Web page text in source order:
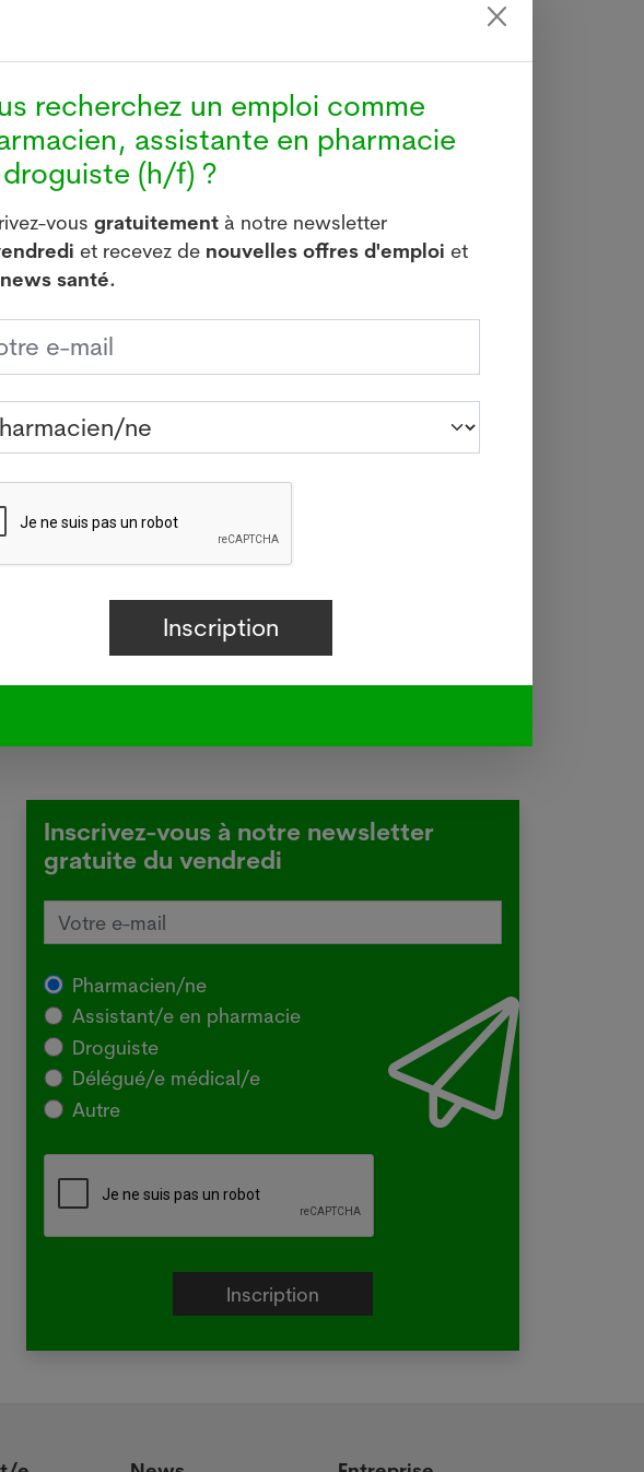
la dernière journée
été franchie qu'à
derniers jours.
cours des dernières
une infection au
à la veille (380). 31
17 décès depuis
sociaux et
3% mardi et 21
ATS en français
L'Australie confirme une transmission
locale de la grippe aviaire
SYDNEY - La ministre australienne de
l'Agriculture a confirmé mercredi que la
souche H5 de la grippe aviaire, identifiée
pour la première fois dans le pays en juin
chez un oiseau migrateur,...
Lire plus
Inscrivez-vous à notre newsletter
gratuite du vendredi
Pharmacien/ne
Assistant/e en pharmacie
Droguiste
Délégué/e médical/e
Autre
recherchez un emploi comme
assistante en pharmacie
(h/f) ?
vous gratuitement à notre newsletter
et recevez de nouvelles offres d'emploi et
news santé.